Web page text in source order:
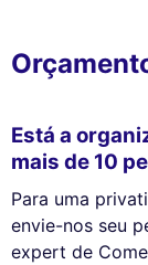
Está a
mais de 10
Para uma
envie-nos seu
expert de